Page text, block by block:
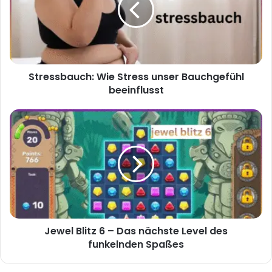
Bauchgefühl
beeinflusst
Stressbauch: Wie Stress unser Bauchgefühl
beeinflusst
Jewel
Blitz
6
–
Das
nächste
Level
des
funkelnden
Jewel Blitz 6 – Das nächste Level des
funkelnden Spaßes